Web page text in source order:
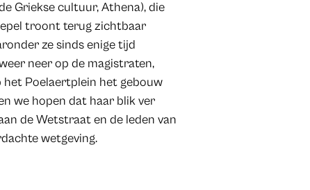
Griekse cultuur, Athena), die
troont terug zichtbaar
ze sinds enige tijd
neer op de magistraten,
het Poelaertplein het gebouw
we hopen dat haar blik ver
de Wetstraat en de leden van
wetgeving.